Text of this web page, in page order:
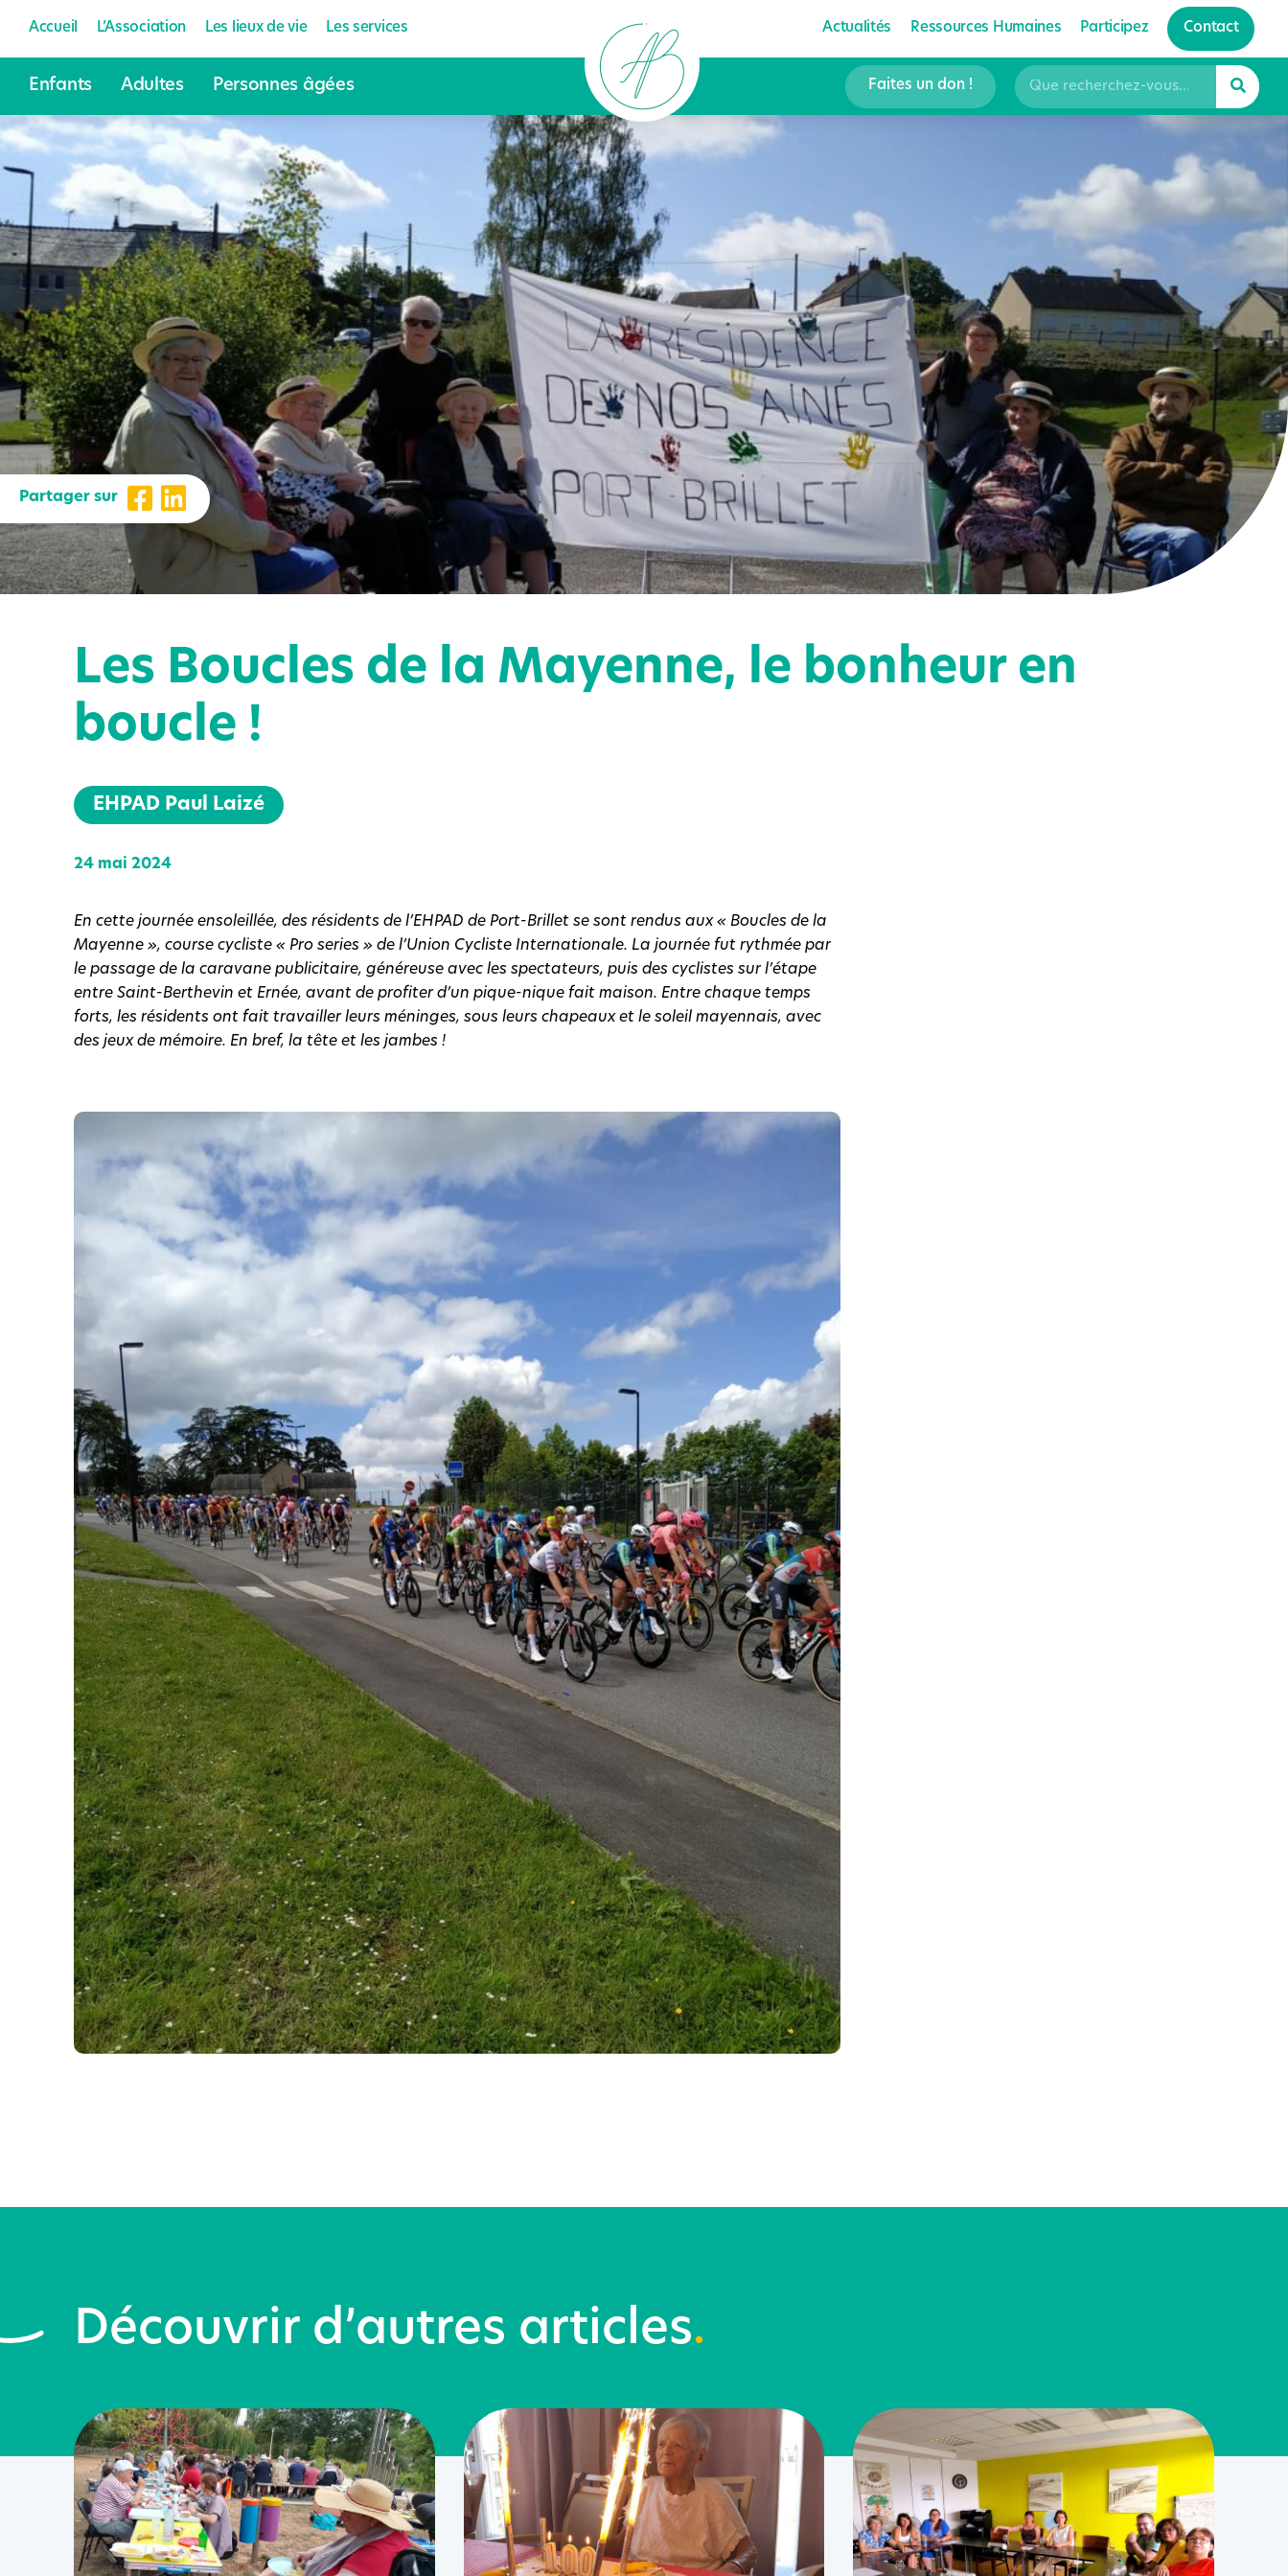
Accueil L’Association Les lieux de vie Les services Actualités Ressources Humaines Participez Contact
Enfants Adultes Personnes âgées Faites un don !
Partager sur
Les Boucles de la Mayenne, le bonheur en
boucle !
EHPAD Paul Laizé
24 mai 2024
En cette journée ensoleillée, des résidents de l’EHPAD de Port-Brillet se sont rendus aux « Boucles de la
Mayenne », course cycliste « Pro series » de l’Union Cycliste Internationale. La journée fut rythmée par
le passage de la caravane publicitaire, généreuse avec les spectateurs, puis des cyclistes sur l’étape
entre Saint-Berthevin et Ernée, avant de profiter d’un pique-nique fait maison. Entre chaque temps
forts, les résidents ont fait travailler leurs méninges, sous leurs chapeaux et le soleil mayennais, avec
des jeux de mémoire. En bref, la tête et les jambes !
Découvrir d’autres articles.